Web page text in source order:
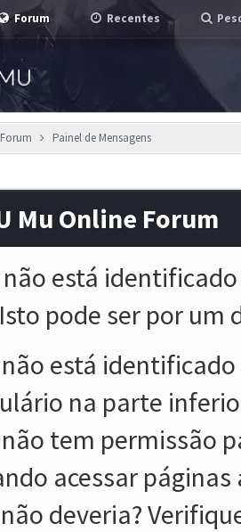
Forum Recentes
Painel de Mensagens
Mu Online Forum
não está
pode ser por um
não está
na parte
tem permissão
acessar
deveria?